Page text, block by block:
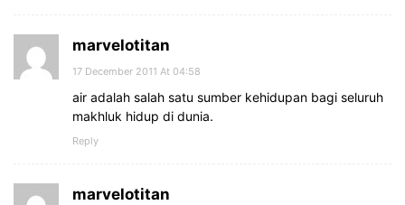
marvelotitan
17 December 2011 At 04:58
air adalah salah satu sumber kehidupan bagi seluruh
makhluk hidup di dunia.
Reply
marvelotitan